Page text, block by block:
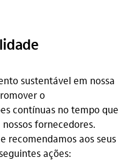
sustentável em nossa
o
contínuas no tempo que
fornecedores.
recomendamos aos seus
ações: